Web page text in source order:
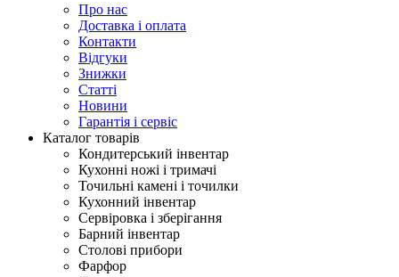
Про нас
Доставка і оплата
Контакти
Відгуки
Знижки
Статті
Новини
Гарантія і сервіс
Каталог товарів
Кондитерський інвентар
Кухонні ножі і тримачі
Точильні камені і точилки
Кухонний інвентар
Сервіровка і зберігання
Барний інвентар
Столові прибори
Фарфор